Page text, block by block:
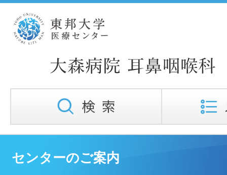
センターのご案内